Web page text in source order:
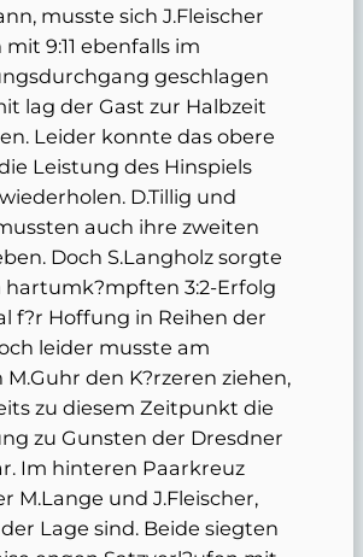
musste sich J.Fleischer
9:11 ebenfalls im
geschlagen
lag der Gast zur Halbzeit
Leider konnte das obere
Leistung des Hinspiels
D.Tillig und
auch ihre zweiten
Doch S.Langholz sorgte
hartumk?mpften 3:2-Erfolg
f?r Hoffung in Reihen der
leider musste am
den K?rzeren ziehen,
zu diesem Zeitpunkt die
zu Gunsten der Dresdner
Im hinteren Paarkreuz
M.Lange und J.Fleischer,
Lage sind. Beide siegten